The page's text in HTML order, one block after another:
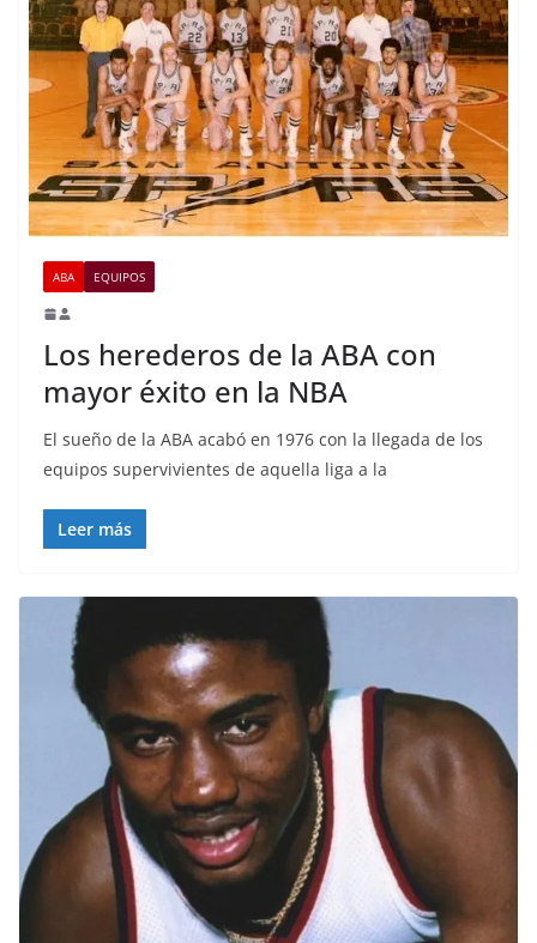
ABA EQUIPOS
Los herederos de la ABA con
mayor éxito en la NBA
El sueño de la ABA acabó en 1976 con la llegada de los
equipos supervivientes de aquella liga a la
Leer más